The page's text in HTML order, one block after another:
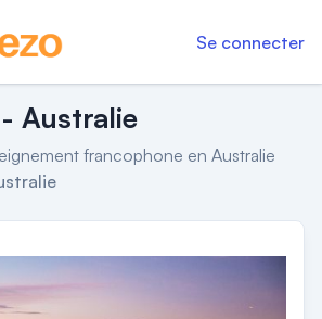
Se connecter
Australie
francophone en Australie